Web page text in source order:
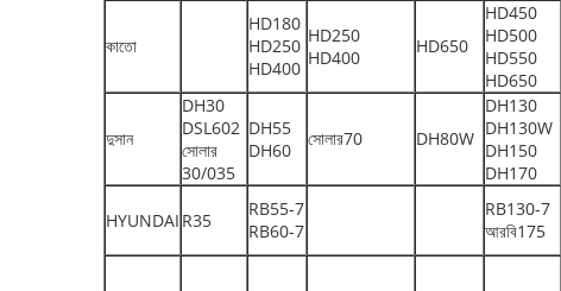
কাতো
HD180
HD250
HD400
HD250
HD400
HD650
HD450
HD500
HD550
HD650
দুসান
DH30
DSL602
সোলার
30/035
DH55
DH60
সোলার70 DH80W
DH130
DH130W
DH150
DH170
HYUNDAI R35
RB55-7
RB60-7
RB130-7
আরবি175